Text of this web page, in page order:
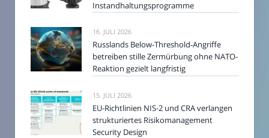
Instandhaltungsprogramme
16. JULI 2026
Russlands Below-Threshold-Angriffe
betreiben stille Zermürbung ohne NATO-
Reaktion gezielt langfristig
15. JULI 2026
EU-Richtlinien NIS-2 und CRA verlangen
strukturiertes Risikomanagement
Security Design